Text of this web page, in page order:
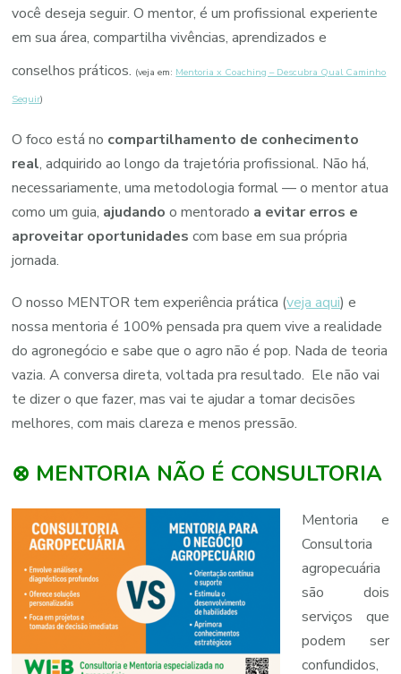
você deseja seguir. O mentor, é um profissional experiente
em sua área, compartilha vivências, aprendizados e
conselhos práticos. (veja em: Mentoria x Coaching – Descubra Qual Caminho
Seguir)
O foco está no compartilhamento de conhecimento
real, adquirido ao longo da trajetória profissional. Não há,
necessariamente, uma metodologia formal — o mentor atua
como um guia, ajudando o mentorado a evitar erros e
aproveitar oportunidades com base em sua própria
jornada.
O nosso MENTOR tem experiência prática (veja aqui) e
nossa mentoria é 100% pensada pra quem vive a realidade
do agronegócio e sabe que o agro não é pop. Nada de teoria
vazia. A conversa direta, voltada pra resultado. Ele não vai
te dizer o que fazer, mas vai te ajudar a tomar decisões
melhores, com mais clareza e menos pressão.
⊗ MENTORIA NÃO É CONSULTORIA
Mentoria e
Consultoria
agropecuária
são dois
serviços que
podem ser
confundidos,